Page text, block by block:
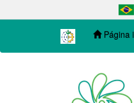
navigation
Página